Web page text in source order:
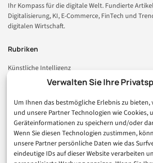
Verwalten Sie Ihre
Um Ihnen das bestmögliche Erlebnis zu
und unsere Partner Technologien wie Cookies,
Geräteinformationen zu speichern und/oder
Wenn Sie diesen Technologien zustimmen,
unsere Partner persönliche Daten wie das
eindeutige IDs auf dieser Website verarbeiten
Ihr Kompass für die digitale Welt. Fundierte
Digitalisierung, KI, E-Commerce, FinTech und
digitalen Wirtschaft.
Rubriken
Künstliche Intelligenz
Technologie & IT
Consumer & Digital Life
Marketing
Finanzen & FinTech
Business & Karriere
Sicherheit & Recht